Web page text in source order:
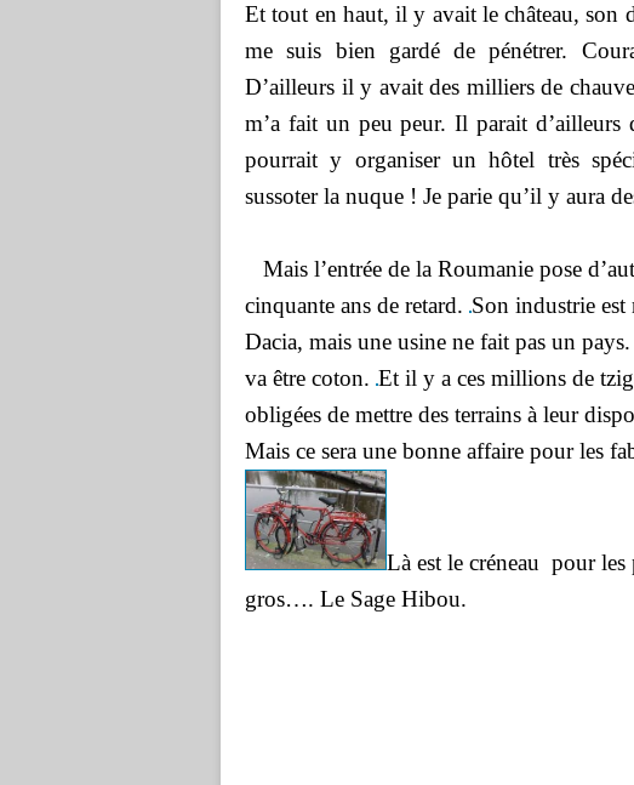
Et tout en haut, il y avait le château, son
me suis bien gardé de pénétrer.
D’ailleurs il y avait des milliers de
m’a fait un peu peur. Il parait d’ailleurs
pourrait y organiser un hôtel très
sussoter la nuque ! Je parie qu’il y aura
Mais l’entrée de la Roumanie pose
cinquante ans de retard. Son industrie est
Dacia, mais une usine ne fait pas un
va être coton. Et il y a ces millions de
obligées de mettre des terrains à leur
Mais ce sera une bonne affaire pour les
Là est le créneau pour les
gros…. Le Sage Hibou.